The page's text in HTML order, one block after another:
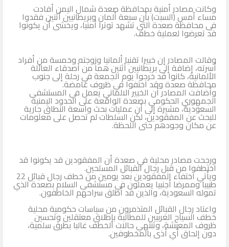
وكانت مصادر أمنية بمحافظة صعدة شمال اليمن أفادت
مساء أمس (السبت) بأن سبعة ألمان وبريطانيين أثنين فقدوا
فى محافظة صعدة التي تشهد توترا أمنيا، ويخشى أن يكونوا
قد تعرضوا لعملية خطف.
وقالت المصادر إن خبيرا تقنيا ألمانيا وزوجته وخمسة من أفراد
أسرته، إضافة إلى بريطانيين أثنين هما من أصدقاء العائلة
الألمانية، كانوا قد خرجوا يوم الجمعة في رحلة إلى جنوب
محافظة صعدة وقد اختفوا في ظروف غامضة.
وأضافت المصادر أن الخبير الالماني يعمل في المستشفى
الجمهوري الحكومي بصعدة الواقعة على الحدود اليمنية
السعودية، مشيرة إلى أن عمليات بحث واسعة النطاق جارية
للبحث عن المفقودين، لكن السلطات لم تحصل على معلومات
عن مكان وجودهم حتى اللحظة.
ورجحت مصادر محلية في صعدة أن المفقودين قد يكونوا قد
اختطفوا من قبل رجال القبائل المسلحين.
ويأتي اختفاء المفقودين بعد يومين من خطف رجال قبائل 22
طبيبا وممرضا أجنبيا يعملون في مستشفى السلام بصعدة الذي
تموله السعودية، والذين قد أطلق سراحهم الخاطفون.
واعتاد رجال القبائل المتذمرون من سياسات حكومية محلية
خطف السياح الغربيين للمطالبة بإطلاق معتقلين وتحسين
ظروف المعيشة، وتنتهي حالات الخطف غالبا بطرق سلمية،
دون إلحاق أي أذى بالمخطوفين.